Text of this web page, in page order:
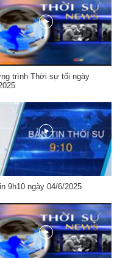
trình Thời sự tối ngày
9h10 ngày 04/6/2025